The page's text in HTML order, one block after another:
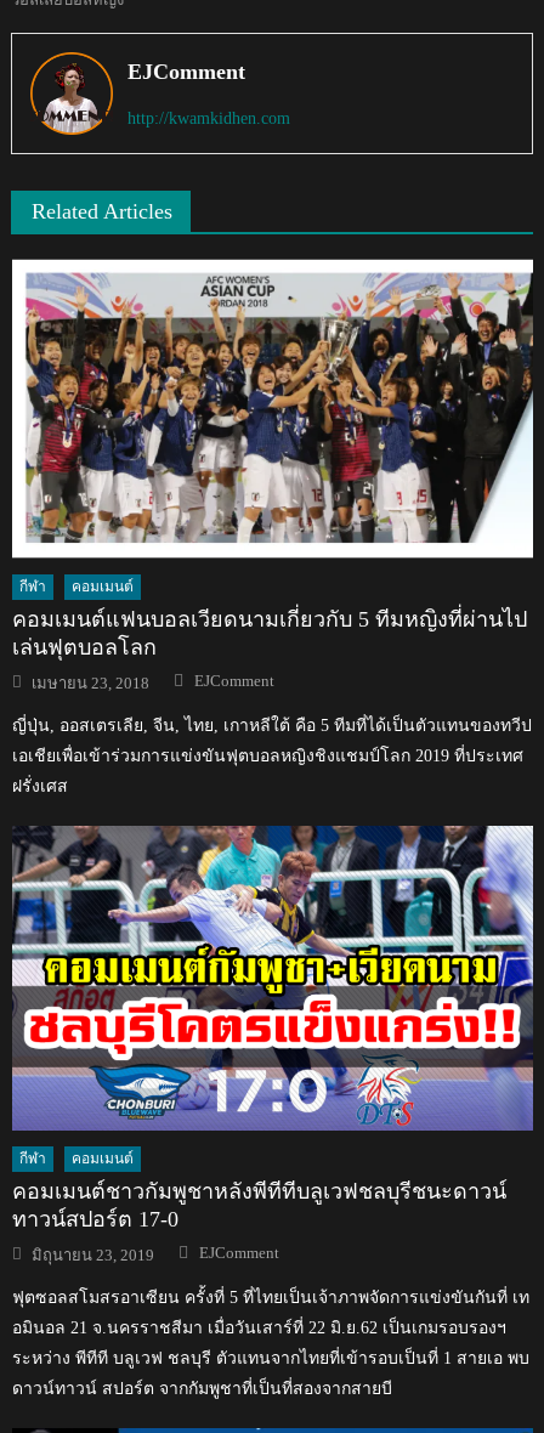
EJComment
http://kwamkidhen.com
Related Articles
กีฬา คอมเมนต์
คอมเมนต์แฟนบอลเวียดนามเกี่ยวกับ 5 ทีมหญิงที่ผ่านไป
เล่นฟุตบอลโลก
Posted
on
เมษายน 23, 2018 Author
EJComment
ญี่ปุ่น, ออสเตรเลีย, จีน, ไทย, เกาหลีใต้ คือ 5 ทีมที่ได้เป็นตัวแทนของทวีป
เอเชียเพื่อเข้าร่วมการแข่งขันฟุตบอลหญิงชิงแชมป์โลก 2019 ที่ประเทศ
ฝรั่งเศส
กีฬา คอมเมนต์
คอมเมนต์ชาวกัมพูชาหลังพีทีทีบลูเวฟชลบุรีชนะดาวน์
ทาวน์สปอร์ต 17-0
Posted
on
มิถุนายน 23, 2019 Author
EJComment
ฟุตซอลสโมสรอาเซียน ครั้งที่ 5 ที่ไทยเป็นเจ้าภาพจัดการแข่งขันกันที่ เท
อมินอล 21 จ.นครราชสีมา เมื่อวันเสาร์ที่ 22 มิ.ย.62 เป็นเกมรอบรองฯ
ระหว่าง พีทีที บลูเวฟ ชลบุรี ตัวแทนจากไทยที่เข้ารอบเป็นที่ 1 สายเอ พบ
ดาวน์ทาวน์ สปอร์ต จากกัมพูชาที่เป็นที่สองจากสายบี